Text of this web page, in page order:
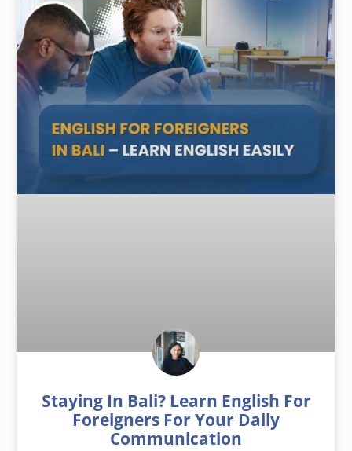
Staying In Bali? Learn English For
Foreigners For Your Daily
Communication